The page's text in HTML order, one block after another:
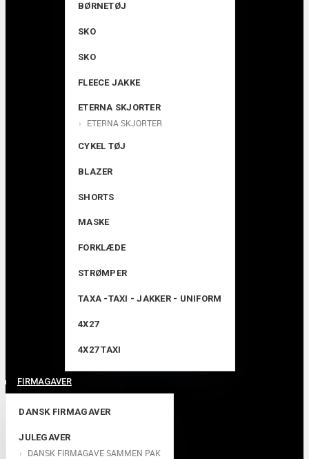
FIRMAGAVER
DANSK FIRMAGAVER
JULEGAVER
DANSK FIRMAGAVE SAMMEN PAK
BØRNETØJ
SKO
SKO
FLEECE JAKKE
ETERNA SKJORTER
ETERNA SKJORTER
CYKEL TØJ
BLAZER
SHORTS
MASKE
FORKLÆDE
STRØMPER
TAXA -TAXI - JAKKER - UNIFORM
4X27
4X27 TAXI